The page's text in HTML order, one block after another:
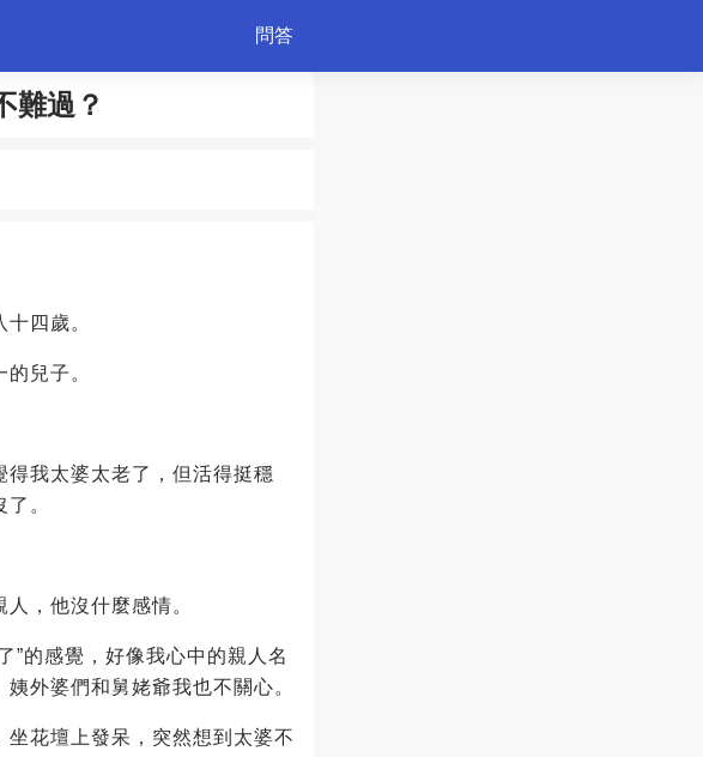
問答
難過？
四歲。
兒子。
我太婆太老了，但活得挺穩
。
，他沒什麼感情。
”的感覺，好像我心中的親人名
外婆們和舅姥爺我也不關心。
花壇上發呆，突然想到太婆不
招